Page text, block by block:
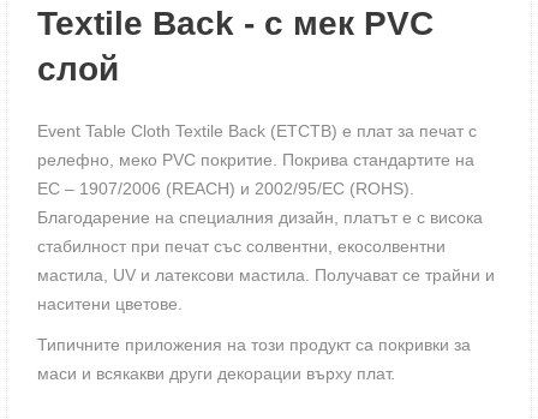
Textile Back - с мек PVC
слой
Event Table Cloth Textile Back (ETCTB) e плат за печат с
релефно, меко PVC покритие. Покрива стандартите на
ЕС – 1907/2006 (REACH) и 2002/95/EC (ROHS).
Благодарение на специалния дизайн, платът е с висока
стабилност при печат със солвентни, екосолвентни
мастила, UV и латексови мастила. Получават се трайни и
наситени цветове.
Типичните приложения на този продукт са покривки за
маси и всякакви други декорации върху плат.